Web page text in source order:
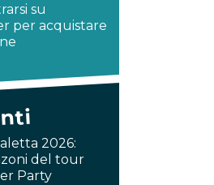
su
per acquistare
2026:
del tour
Party